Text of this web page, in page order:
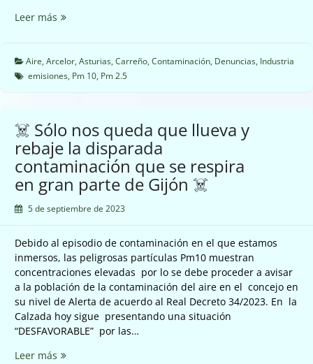
Leer más ☠️
de
Arcelor
☠️
Aire, Arcelor, Asturias, Carreño, Contaminación, Denuncias, Industria
emisiones, Pm 10, Pm 2.5
☠️ Sólo nos queda que llueva y
rebaje la disparada
contaminación que se respira
en gran parte de Gijón ☠️
5 de septiembre de 2023
Debido al episodio de contaminación en el que estamos
inmersos, las peligrosas partículas Pm10 muestran
concentraciones elevadas por lo se debe proceder a avisar
a la población de la contaminación del aire en el concejo en
su nivel de Alerta de acuerdo al Real Decreto 34/2023. En la
Calzada hoy sigue presentando una situación
“DESFAVORABLE” por las…
Leer más ☠️